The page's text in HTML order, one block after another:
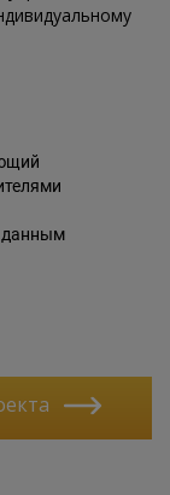
данным